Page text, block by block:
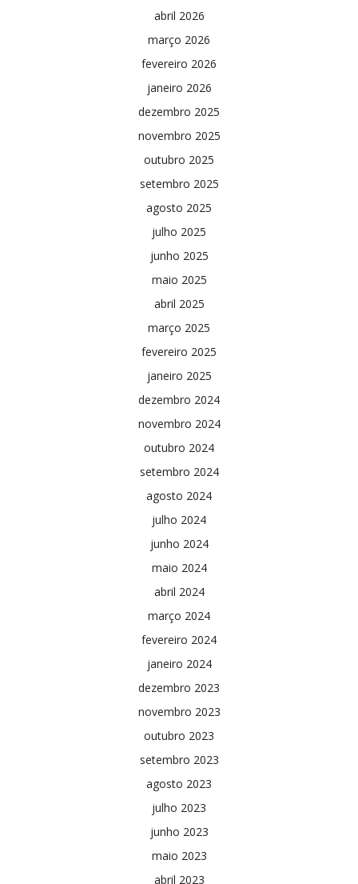
abril 2026
março 2026
fevereiro 2026
janeiro 2026
dezembro 2025
novembro 2025
outubro 2025
setembro 2025
agosto 2025
julho 2025
junho 2025
maio 2025
abril 2025
março 2025
fevereiro 2025
janeiro 2025
dezembro 2024
novembro 2024
outubro 2024
setembro 2024
agosto 2024
julho 2024
junho 2024
maio 2024
abril 2024
março 2024
fevereiro 2024
janeiro 2024
dezembro 2023
novembro 2023
outubro 2023
setembro 2023
agosto 2023
julho 2023
junho 2023
maio 2023
abril 2023